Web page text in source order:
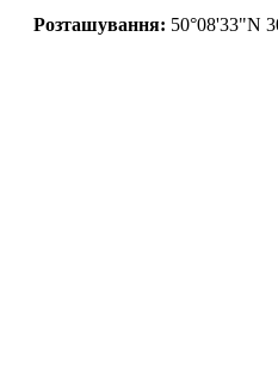
Розташування: 50°08'33"N